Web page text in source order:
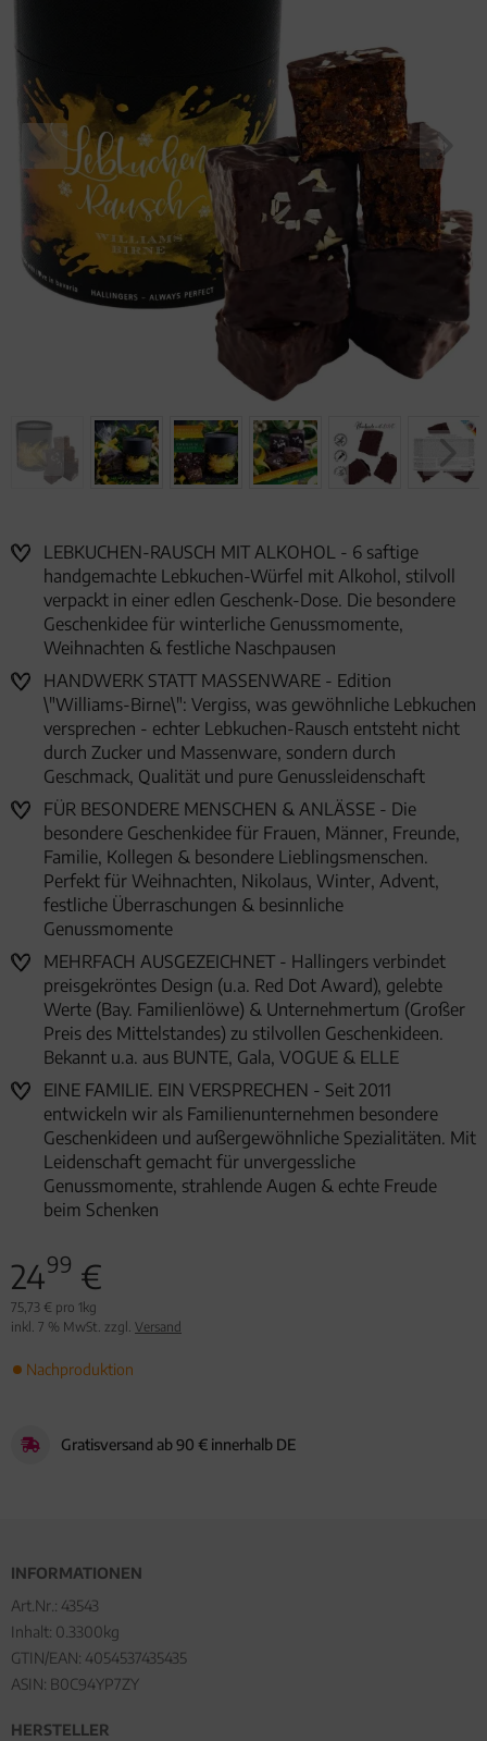
LEBKUCHEN-RAUSCH MIT ALKOHOL - 6 saftige
handgemachte Lebkuchen-Würfel mit Alkohol, stilvoll
verpackt in einer edlen Geschenk-Dose. Die besondere
Geschenkidee für winterliche Genussmomente,
Weihnachten & festliche Naschpausen
HANDWERK STATT MASSENWARE - Edition
\"Williams-Birne\": Vergiss, was gewöhnliche Lebkuchen
versprechen - echter Lebkuchen-Rausch entsteht nicht
durch Zucker und Massenware, sondern durch
Geschmack, Qualität und pure Genussleidenschaft
FÜR BESONDERE MENSCHEN & ANLÄSSE - Die
besondere Geschenkidee für Frauen, Männer, Freunde,
Familie, Kollegen & besondere Lieblingsmenschen.
Perfekt für Weihnachten, Nikolaus, Winter, Advent,
festliche Überraschungen & besinnliche
Genussmomente
MEHRFACH AUSGEZEICHNET - Hallingers verbindet
preisgekröntes Design (u.a. Red Dot Award), gelebte
Werte (Bay. Familienlöwe) & Unternehmertum (Großer
Preis des Mittelstandes) zu stilvollen Geschenkideen.
Bekannt u.a. aus BUNTE, Gala, VOGUE & ELLE
EINE FAMILIE. EIN VERSPRECHEN - Seit 2011
entwickeln wir als Familienunternehmen besondere
Geschenkideen und außergewöhnliche Spezialitäten. Mit
Leidenschaft gemacht für unvergessliche
Genussmomente, strahlende Augen & echte Freude
beim Schenken
2499 €
75,73 € pro 1kg
inkl. 7 % MwSt. zzgl. Versand
Nachproduktion
Gratisversand ab 90 € innerhalb DE
INFORMATIONEN
Art.Nr.: 43543
Inhalt: 0.3300kg
GTIN/EAN: 4054537435435
ASIN: B0C94YP7ZY
HERSTELLER
Bayern